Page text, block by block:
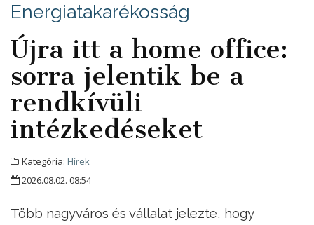
Energiatakarékosság
Újra itt a home office:
sorra jelentik be a
rendkívüli
intézkedéseket
Kategória: Hírek
2026.08.02. 08:54
Több nagyváros és vállalat jelezte, hogy